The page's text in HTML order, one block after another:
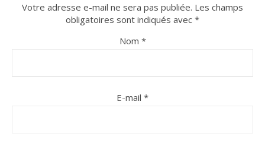
Votre adresse e-mail ne sera pas publiée. Les champs
obligatoires sont indiqués avec *
Nom *
E-mail *